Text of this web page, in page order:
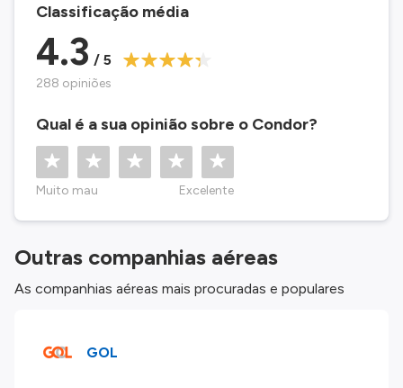
Classificação média
4.3 / 5
288 opiniões
Qual é a sua opinião sobre o Condor?
Muito mau Excelente
Outras companhias aéreas
As companhias aéreas mais procuradas e populares
GOL